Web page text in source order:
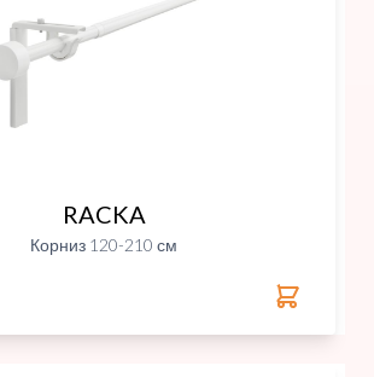
RACKA
Корниз 120-210 см